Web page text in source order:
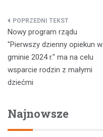
Nawigacja
wpisu
Nowy program rządu
"Pierwszy dzienny opiekun w
gminie 2024 r." ma na celu
wsparcie rodzin z małymi
dziećmi
Najnowsze